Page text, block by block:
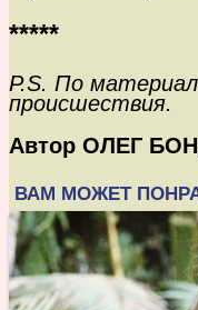
*****
P.S. По
происшествия.
Автор ОЛЕГ